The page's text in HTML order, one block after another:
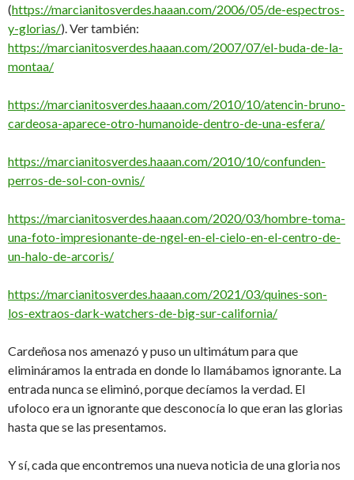
(https://marcianitosverdes.haaan.com/2006/05/de-espectros-
y-glorias/). Ver también:
https://marcianitosverdes.haaan.com/2007/07/el-buda-de-la-
montaa/
https://marcianitosverdes.haaan.com/2010/10/atencin-bruno-
cardeosa-aparece-otro-humanoide-dentro-de-una-esfera/
https://marcianitosverdes.haaan.com/2010/10/confunden-
perros-de-sol-con-ovnis/
https://marcianitosverdes.haaan.com/2020/03/hombre-toma-
una-foto-impresionante-de-ngel-en-el-cielo-en-el-centro-de-
un-halo-de-arcoris/
https://marcianitosverdes.haaan.com/2021/03/quines-son-
los-extraos-dark-watchers-de-big-sur-california/
Cardeñosa nos amenazó y puso un ultimátum para que
elimináramos la entrada en donde lo llamábamos ignorante. La
entrada nunca se eliminó, porque decíamos la verdad. El
ufoloco era un ignorante que desconocía lo que eran las glorias
hasta que se las presentamos.
Y sí, cada que encontremos una nueva noticia de una gloria nos